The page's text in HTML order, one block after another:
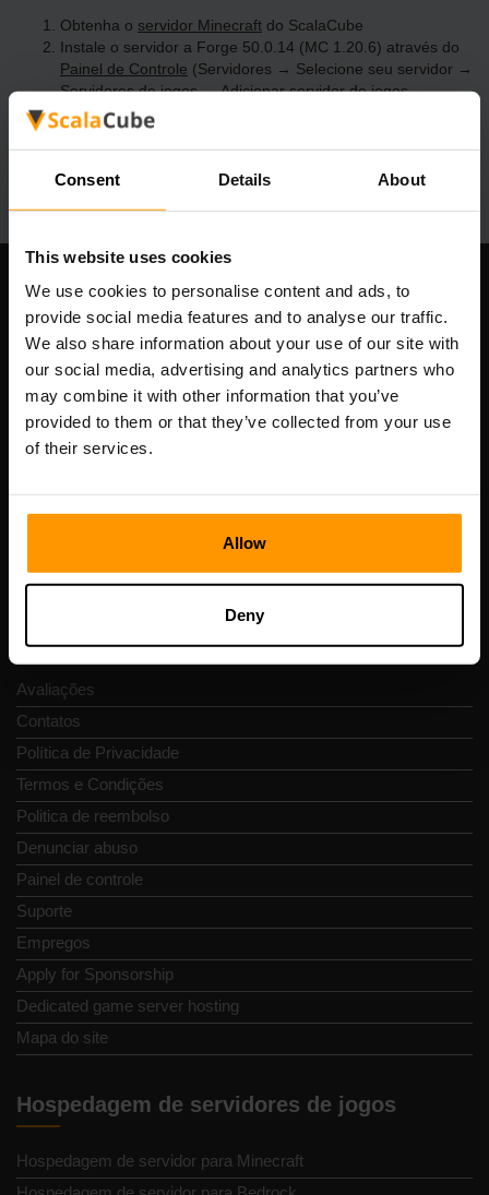
Consent Details About
This website uses cookies
We use cookies to personalise content and ads, to
provide social media features and to analyse our traffic.
We also share information about your use of our site with
our social media, advertising and analytics partners who
may combine it with other information that you’ve
provided to them or that they’ve collected from your use
of their services.
Allow
Deny
Obtenha o servidor Minecraft do ScalaCube
Instale o servidor a Forge 50.0.14 (MC 1.20.6) através do
Painel de Controle (Servidores → Selecione seu servidor →
Servidores de jogos → Adicionar servidor de jogos →
Forge 50.0.14 (MC 1.20.6))
Divirta-se jogando no servidor!
Nossa empresa
Scalable Hosting Solutions OÜ
Código de Registo: 14652605
Número de IVA: EE102133820
Avaliações
Contatos
Política de Privacidade
Termos e Condições
Politica de reembolso
Denunciar abuso
Painel de controle
Suporte
Empregos
Apply for Sponsorship
Dedicated game server hosting
Mapa do site
Hospedagem de servidores de jogos
Hospedagem de servidor para Minecraft